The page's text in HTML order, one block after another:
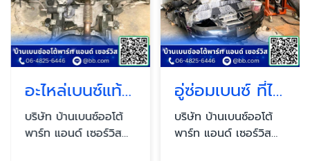
อะไหล่เบนซ์แท้มือสอง
บริษัท บ้านเบนซ์ออโต้
พาร์ท แอนด์ เซอร์วิส
อู่ซ่อมเบนซ์ ที่ไหนดี
บริษัท บ้านเบนซ์ออโต้
พาร์ท แอนด์ เซอร์วิส